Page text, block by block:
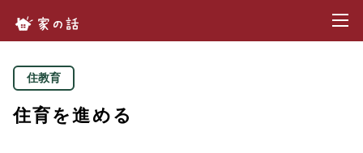
住教育
住育を進める